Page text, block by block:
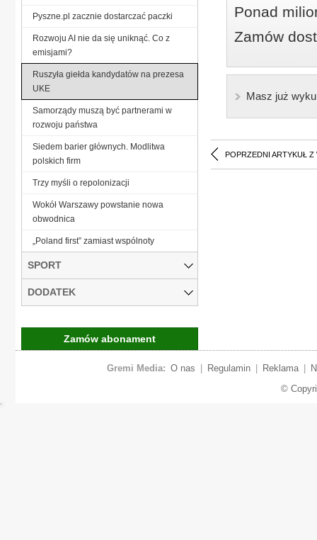
Ponad
Zamów
Masz już
POPRZEDNI ARTYKUŁ Z
Pyszne.pl zacznie dostarczać paczki
Rozwoju AI nie da się uniknąć. Co z
emisjami?
Ruszyła giełda kandydatów na prezesa
UKE
Samorządy muszą być partnerami w
rozwoju państwa
Siedem barier głównych. Modlitwa
polskich firm
Trzy myśli o repolonizacji
Wokół Warszawy powstanie nowa
obwodnica
„Poland first” zamiast wspólnoty
SPORT
DODATEK
Zamów abonament
Gremi Media: O nas Regulamin Reklama
©